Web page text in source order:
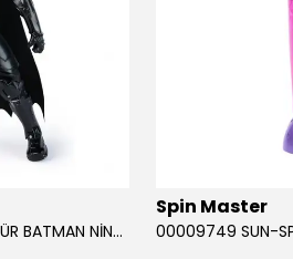
00009338 SUN-SPM-FİGÜR BATMAN NİNJA STRIKE 30 CM. EXC.
Spin Master